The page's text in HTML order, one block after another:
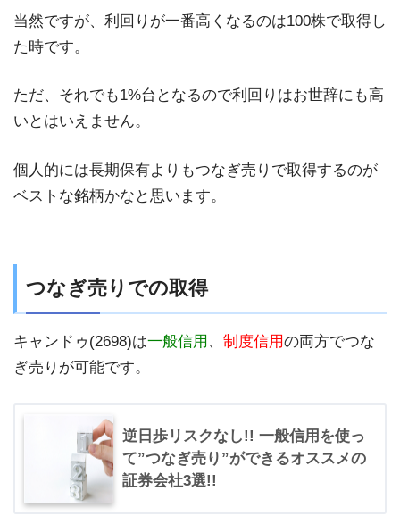
当然ですが、利回りが一番高くなるのは100株で取得し
た時です。
ただ、それでも1%台となるので利回りはお世辞にも高
いとはいえません。
個人的には長期保有よりもつなぎ売りで取得するのが
ベストな銘柄かなと思います。
つなぎ売りでの取得
キャンドゥ(2698)は一般信用 、 制度信用の両方でつな
ぎ売りが可能です。
逆日歩リスクなし!! 一般信用を使っ
て”つなぎ売り”ができるオススメの
証券会社3選!!